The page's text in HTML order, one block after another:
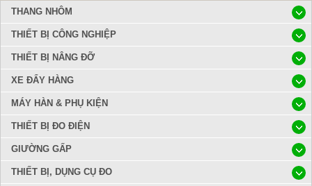
THANG NHÔM
THIẾT BỊ CÔNG NGHIỆP
THIẾT BỊ NÂNG ĐỠ
XE ĐẨY HÀNG
MÁY HÀN & PHỤ KIỆN
THIẾT BỊ ĐO ĐIỆN
GIƯỜNG GẤP
THIẾT BỊ, DỤNG CỤ ĐO